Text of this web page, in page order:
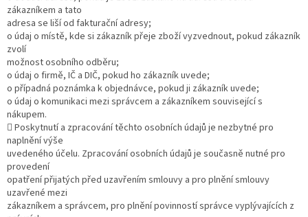
zákazníkem a tato
adresa se liší od fakturační adresy;
o údaj o místě, kde si zákazník přeje zboží vyzvednout, pokud zákazník
zvolí
možnost osobního odběru;
o údaj o firmě, IČ a DIČ, pokud ho zákazník uvede;
o případná poznámka k objednávce, pokud ji zákazník uvede;
o údaj o komunikaci mezi správcem a zákazníkem související s
nákupem.
 Poskytnutí a zpracování těchto osobních údajů je nezbytné pro
naplnění výše
uvedeného účelu. Zpracování osobních údajů je současně nutné pro
provedení
opatření přijatých před uzavřením smlouvy a pro plnění smlouvy
uzavřené mezi
zákazníkem a správcem, pro plnění povinností správce vyplývajících z